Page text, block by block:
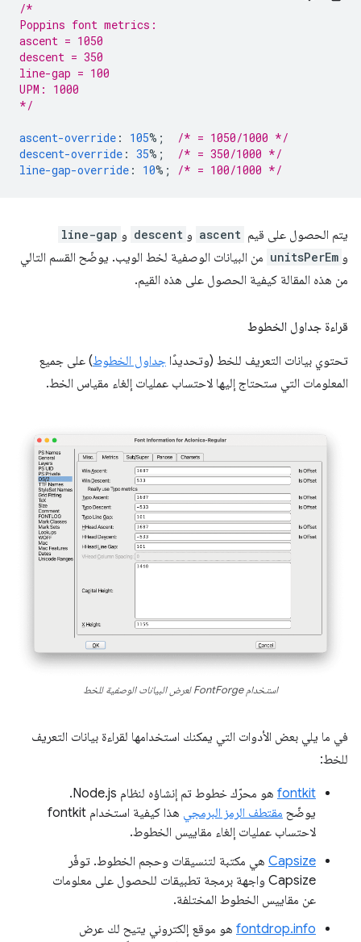
/*
Poppins font metrics:
ascent = 1050
descent = 350
line-gap = 100
UPM: 1000
*/
ascent-override : 105%;
/* = 1050/1000 */
descent-override : 35%;
/* = 350/1000 */
line-gap-override : 10%; /* = 100/1000 */
يتم الحصول على قيم ascent و descent و line-gap
و unitsPerEm من البيانات الوصفية لخط الويب. يوضّح القسم التالي
من هذه المقالة كيفية الحصول على هذه القيم.
قراءة جداول الخطوط
تحتوي بيانات التعريف للخط (وتحديدًا جداول الخطوط) على جميع
المعلومات التي ستحتاج إليها لاحتساب عمليات إلغاء مقياس الخط.
استخدام FontForge لعرض البيانات الوصفية للخط
في ما يلي بعض الأدوات التي يمكنك استخدامها لقراءة بيانات التعريف
للخط:
fontkit
هو محرّك خطوط تم إنشاؤه لنظام Node.js.
يوضّح مقتطف الرمز البرمجي
هذا كيفية استخدام fontkit
لاحتساب عمليات إلغاء مقاييس الخطوط.
Capsize هي مكتبة لتنسيقات وحجم الخطوط. توفّر
Capsize واجهة برمجة تطبيقات للحصول على معلومات
عن مقاييس الخطوط المختلفة.
fontdrop.info هو موقع إلكتروني يتيح لك عرض